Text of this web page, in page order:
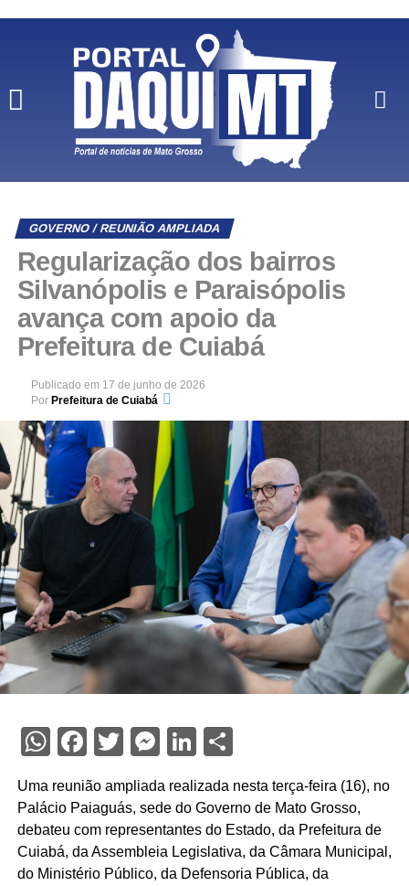
GOVERNO / REUNIÃO AMPLIADA
Regularização dos bairros
Silvanópolis e Paraisópolis
avança com apoio da
Prefeitura de Cuiabá
Publicado em 17 de junho de 2026
Por Prefeitura de Cuiabá
WhatsApp
Facebook
Twitter
Messenger
LinkedIn
Share
Uma reunião ampliada realizada nesta terça-feira (16), no
Palácio Paiaguás, sede do Governo de Mato Grosso,
debateu com representantes do Estado, da Prefeitura de
Cuiabá, da Assembleia Legislativa, da Câmara Municipal,
do Ministério Público, da Defensoria Pública, da